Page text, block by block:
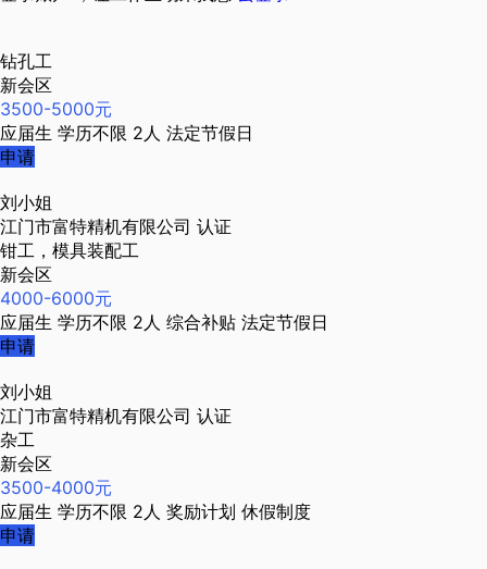
钻孔工
新会区
3500-5000元
应届生 学历不限 2人 法定节假日
申请
刘小姐
江门市富特精机有限公司 认证
钳工，模具装配工
新会区
4000-6000元
应届生 学历不限 2人 综合补贴 法定节假日
申请
刘小姐
江门市富特精机有限公司 认证
杂工
新会区
3500-4000元
应届生 学历不限 2人 奖励计划 休假制度
申请